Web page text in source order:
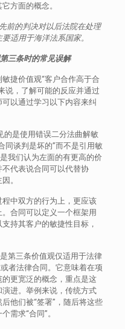
方面的概念。
前的判决对以后法院在处理
适用于海洋法系国家。
三条时的常见误解
捷价值观“客户合作高于合
说，了解可能的反应并通过
以通过学习以下内容来纠
的是使用错误二分法曲解敏
同谈判是坏的”而不是引用敏
我们认为左面的有更高的价
代表说合同可以代替协
。
中双方的行为上，更应该
合同可以定义一个框架用
持其客户的敏捷性目标，
第三条价值观仅适用于法律
者法律合同。它意味着在项
更宽泛的概念，重点是这
进。举例来说，传统方式
他们被“签署”，随后将这些
需求“合同”。